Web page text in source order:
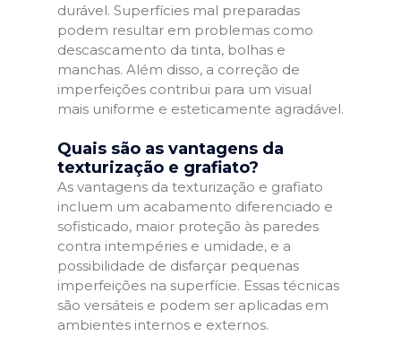
durável. Superfícies mal preparadas
podem resultar em problemas como
descascamento da tinta, bolhas e
manchas. Além disso, a correção de
imperfeições contribui para um visual
mais uniforme e esteticamente agradável.
Quais são as vantagens da
texturização e grafiato?
As vantagens da texturização e grafiato
incluem um acabamento diferenciado e
sofisticado, maior proteção às paredes
contra intempéries e umidade, e a
possibilidade de disfarçar pequenas
imperfeições na superfície. Essas técnicas
são versáteis e podem ser aplicadas em
ambientes internos e externos.